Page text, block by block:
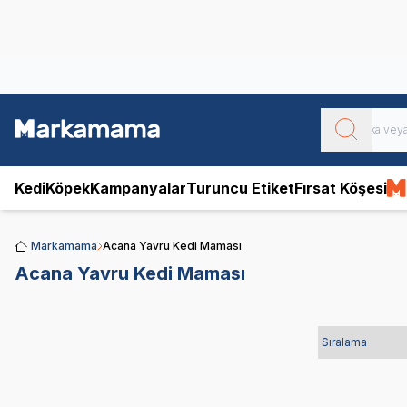
KediKöpekKampanyalarTuruncu EtiketFırsat Köşesi
Markamama Acana Yavru Kedi Maması
Acana Yavru Kedi Maması